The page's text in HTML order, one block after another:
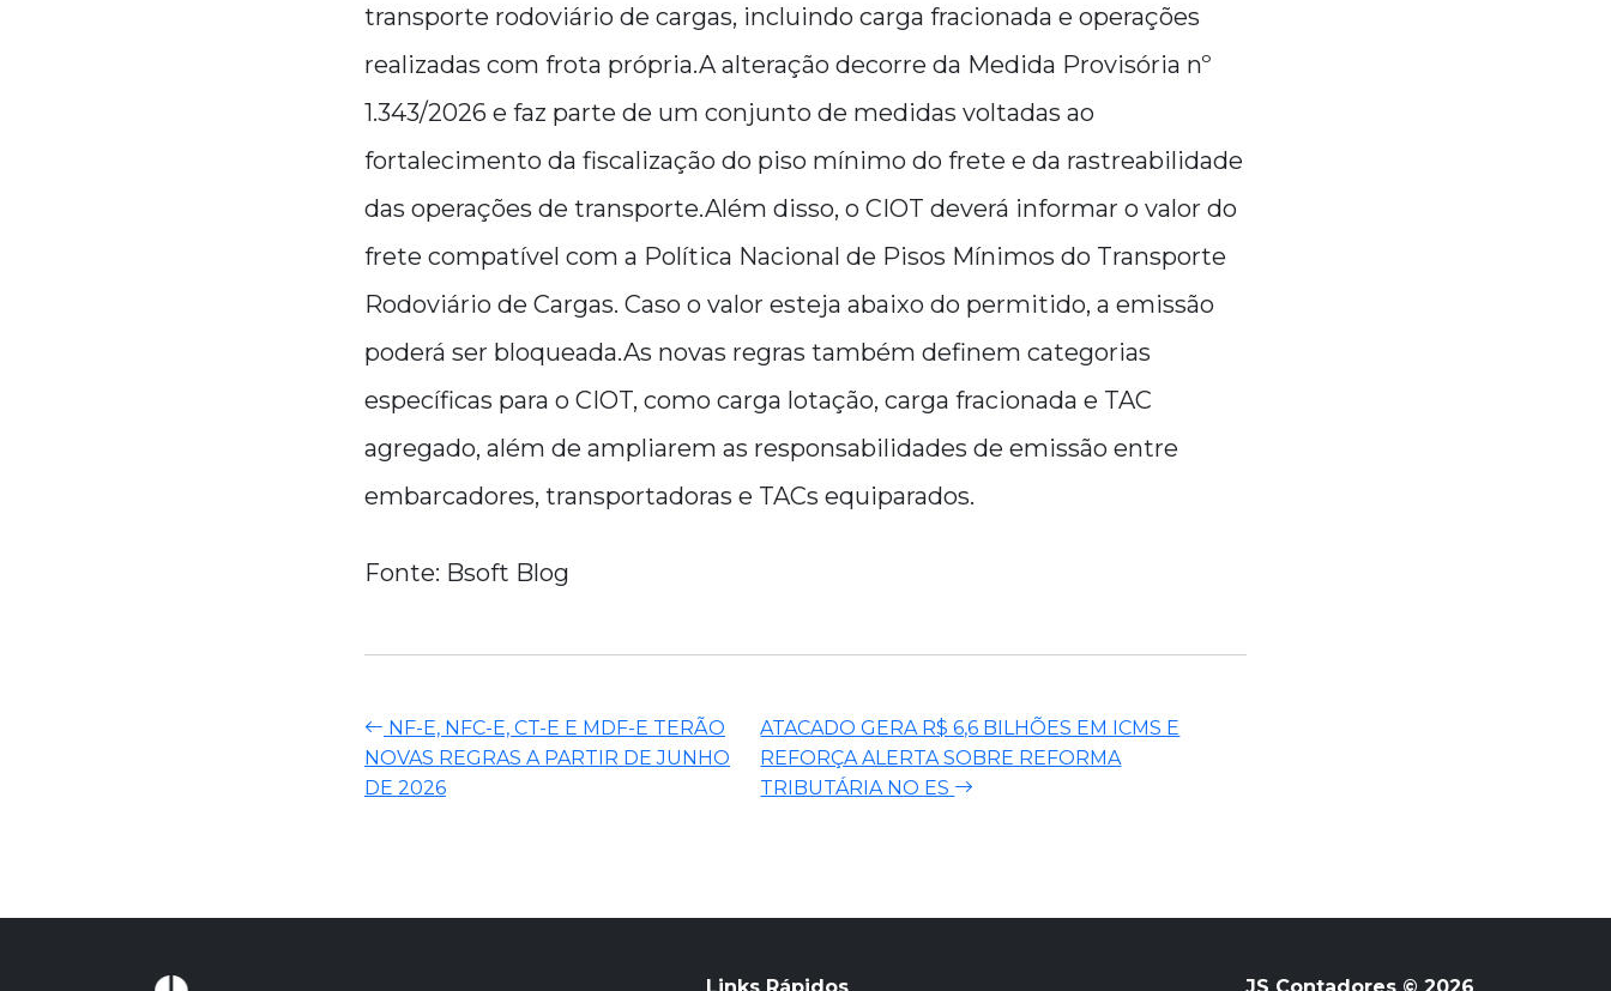
transporte rodoviário de cargas, incluindo carga fracionada e operações
realizadas com frota própria.A alteração decorre da Medida Provisória nº
1.343/2026 e faz parte de um conjunto de medidas voltadas ao
fortalecimento da fiscalização do piso mínimo do frete e da rastreabilidade
das operações de transporte.Além disso, o CIOT deverá informar o valor do
frete compatível com a Política Nacional de Pisos Mínimos do Transporte
Rodoviário de Cargas. Caso o valor esteja abaixo do permitido, a emissão
poderá ser bloqueada.As novas regras também definem categorias
específicas para o CIOT, como carga lotação, carga fracionada e TAC
agregado, além de ampliarem as responsabilidades de emissão entre
embarcadores, transportadoras e TACs equiparados.
Fonte: Bsoft Blog
NF-E, NFC-E, CT-E E MDF-E TERÃO
NOVAS REGRAS A PARTIR DE JUNHO
DE 2026
ATACADO GERA R$ 6,6 BILHÕES EM ICMS E
REFORÇA ALERTA SOBRE REFORMA
TRIBUTÁRIA NO ES
Links Rápidos JS Contadores © 2026